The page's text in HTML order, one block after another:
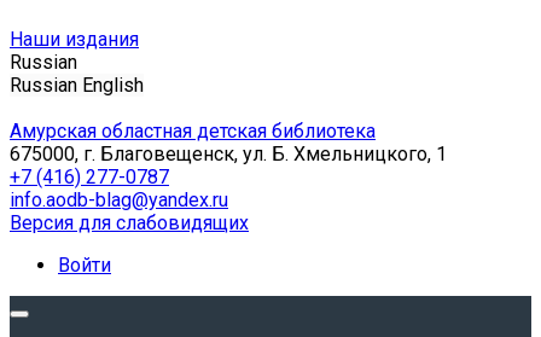
Наши издания
Russian
Russian English
Амурская областная детская библиотека
675000, г. Благовещенск, ул. Б. Хмельницкого, 1
+7 (416) 277-0787
info.aodb-blag@yandex.ru
Версия для слабовидящих
Войти